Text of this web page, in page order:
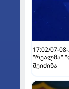
17:02/07-
"რეალმა"
შეიძინა